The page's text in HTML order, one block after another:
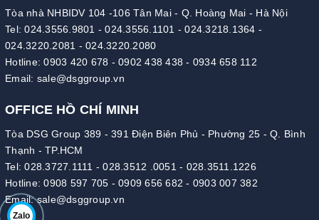
Zalo
Tòa nhà NHBIDV 104 -106 Tân Mai - Q. Hoàng Mai - Hà Nội
Tel:024.3556.9801 -024.3556.1101 -024.3218.1364 -
024.3220.2081 - 024.3220.2080
Hotline:0903 420 678 - 0902 438 438 - 0934 658 112
Email: sale@dsggroup.vn
OFFICE HỒ CHÍ MINH
Tòa DSG Group 389 - 391 Điện Biên Phủ - Phường 25 - Q. Bình
Thạnh - TP.HCM
Tel:028.3727.1111 -028.3512 .0051 - 028.3511.1226
Hotline:0908 597 705 - 0909 656 682 - 0903 007 382
Email:sale@dsggroup.vn